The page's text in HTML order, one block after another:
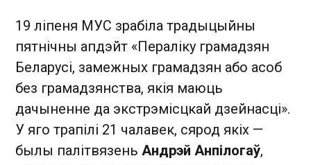
19 ліпеня МУС зрабіла традыцыйны
пятнічны апдэйт «Пераліку грамадзян
Беларусі, замежных грамадзян або асоб
без грамадзянства, якія маюць
дачыненне да экстрэмісцкай дзейнасці».
У яго трапілі 21 чалавек, сярод якіх —
былы палітвязень Андрэй Анпілогаў,